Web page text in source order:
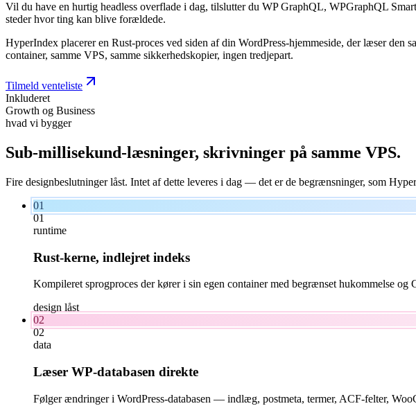
Vil du have en hurtig headless overflade i dag, tilslutter du WP GraphQL, WPGraphQL
steder hvor ting kan blive forældede.
HyperIndex placerer en Rust-proces ved siden af din WordPress-hjemmeside, der læser den
container, samme VPS, samme sikkerhedskopier, ingen tredjepart.
Tilmeld venteliste
Inkluderet
Growth og Business
hvad vi bygger
Sub-millisekund-læsninger, skrivninger på samme VPS.
Fire designbeslutninger låst. Intet af dette leveres i dag — det er de begrænsninger, som
01
01
runtime
Rust-kerne, indlejret indeks
Kompileret sprogproces der kører i sin egen container med begrænset hukommelse
design låst
02
02
data
Læser WP-databasen direkte
Følger ændringer i WordPress-databasen — indlæg, postmeta, termer, ACF-felter,